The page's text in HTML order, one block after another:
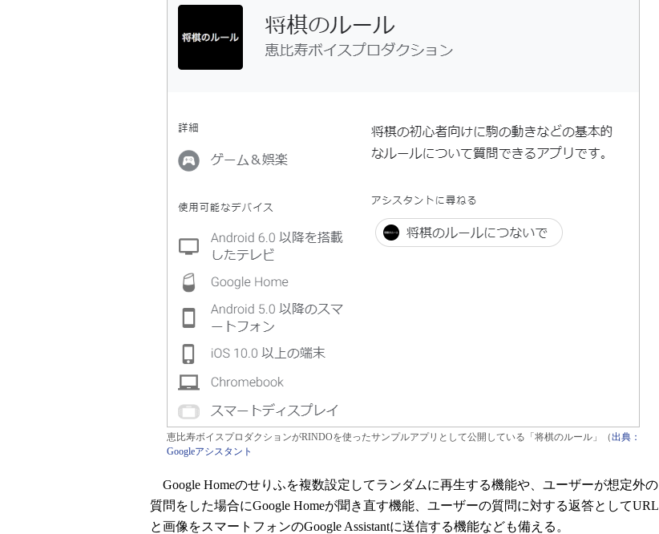
恵比寿ボイスプロダクションがRINDOを使ったサンプルアプリとして公開している「将棋のルール」（出典：
Googleアシスタント
Google Homeのせりふを複数設定してランダムに再生する機能や、ユーザーが想定外の
質問をした場合にGoogle Homeが聞き直す機能、ユーザーの質問に対する返答としてURL
と画像をスマートフォンのGoogle Assistantに送信する機能なども備える。